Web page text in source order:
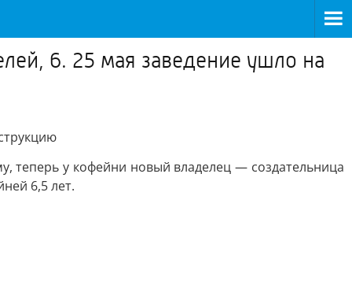
6. 25 мая заведение ушло на
теперь у кофейни новый владелец — создательница
6,5 лет.